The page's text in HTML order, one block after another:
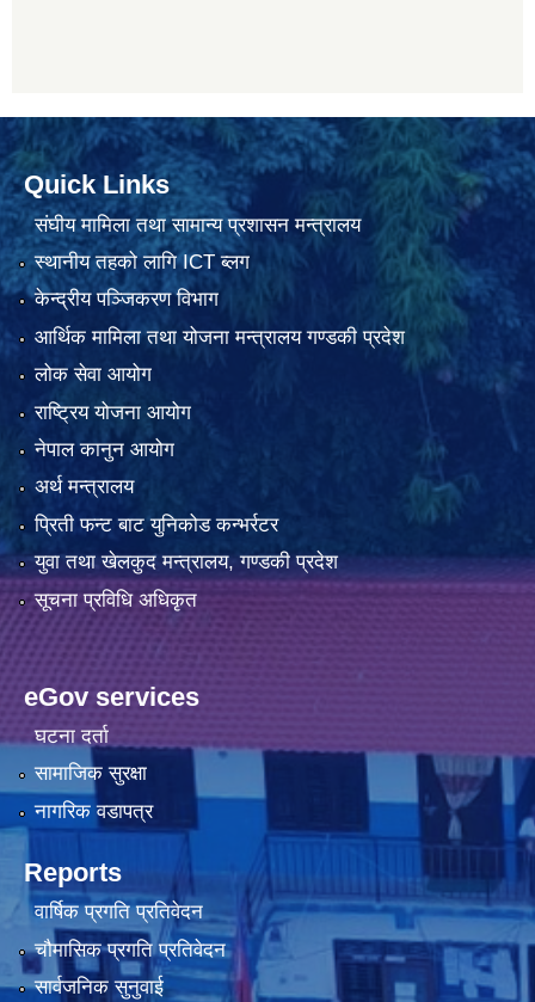
Quick Links
संघीय मामिला तथा सामान्य प्रशासन मन्त्रालय
स्थानीय तहको लागि ICT ब्लग
केन्द्रीय पञ्जिकरण विभाग
आर्थिक मामिला तथा योजना मन्त्रालय गण्डकी प्रदेश
लोक सेवा आयोग
राष्ट्रिय योजना आयोग
नेपाल कानुन आयोग
अर्थ मन्त्रालय
प्रिती फन्ट बाट युनिकोड कन्भर्रटर
युवा तथा खेलकुद मन्त्रालय, गण्डकी प्रदेश
सूचना प्रविधि अधिकृत
eGov services
घटना दर्ता
सामाजिक सुरक्षा
नागरिक वडापत्र
Reports
वार्षिक प्रगति प्रतिवेदन
चौमासिक प्रगति प्रतिवेदन
सार्वजनिक सुनुवाई